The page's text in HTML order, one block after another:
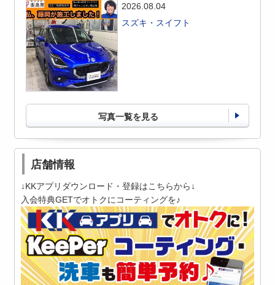
2026.08.04
スズキ・スイフト
写真一覧を見る
店舗情報
↓KKアプリダウンロード・登録はこちらから↓
入会特典GETでオトクにコーティングを♪